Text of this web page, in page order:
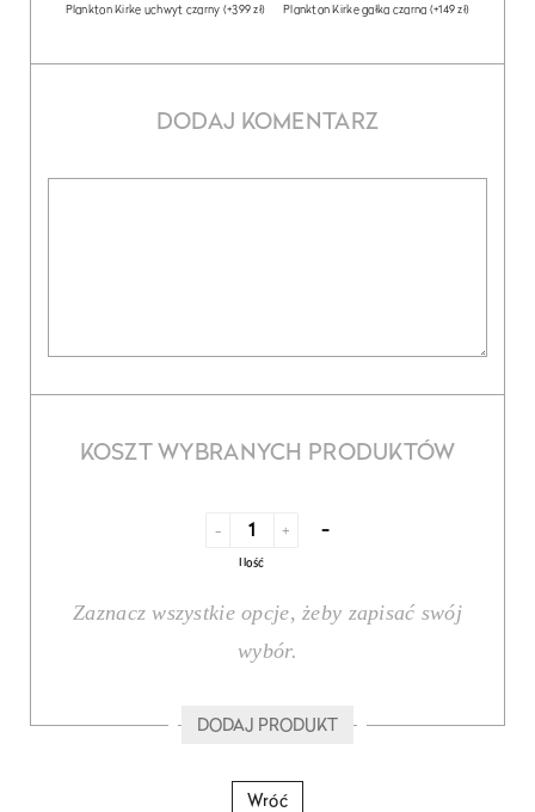
Plankton Kirke uchwyt czarny (+399 zł) Plankton Kirke gałka czarna (+149 zł)
DODAJ KOMENTARZ
KOSZT WYBRANYCH PRODUKTÓW
-
Ilość
+ -
Zaznacz wszystkie opcje, żeby zapisać swój
wybór.
DODAJ PRODUKT
Wróć